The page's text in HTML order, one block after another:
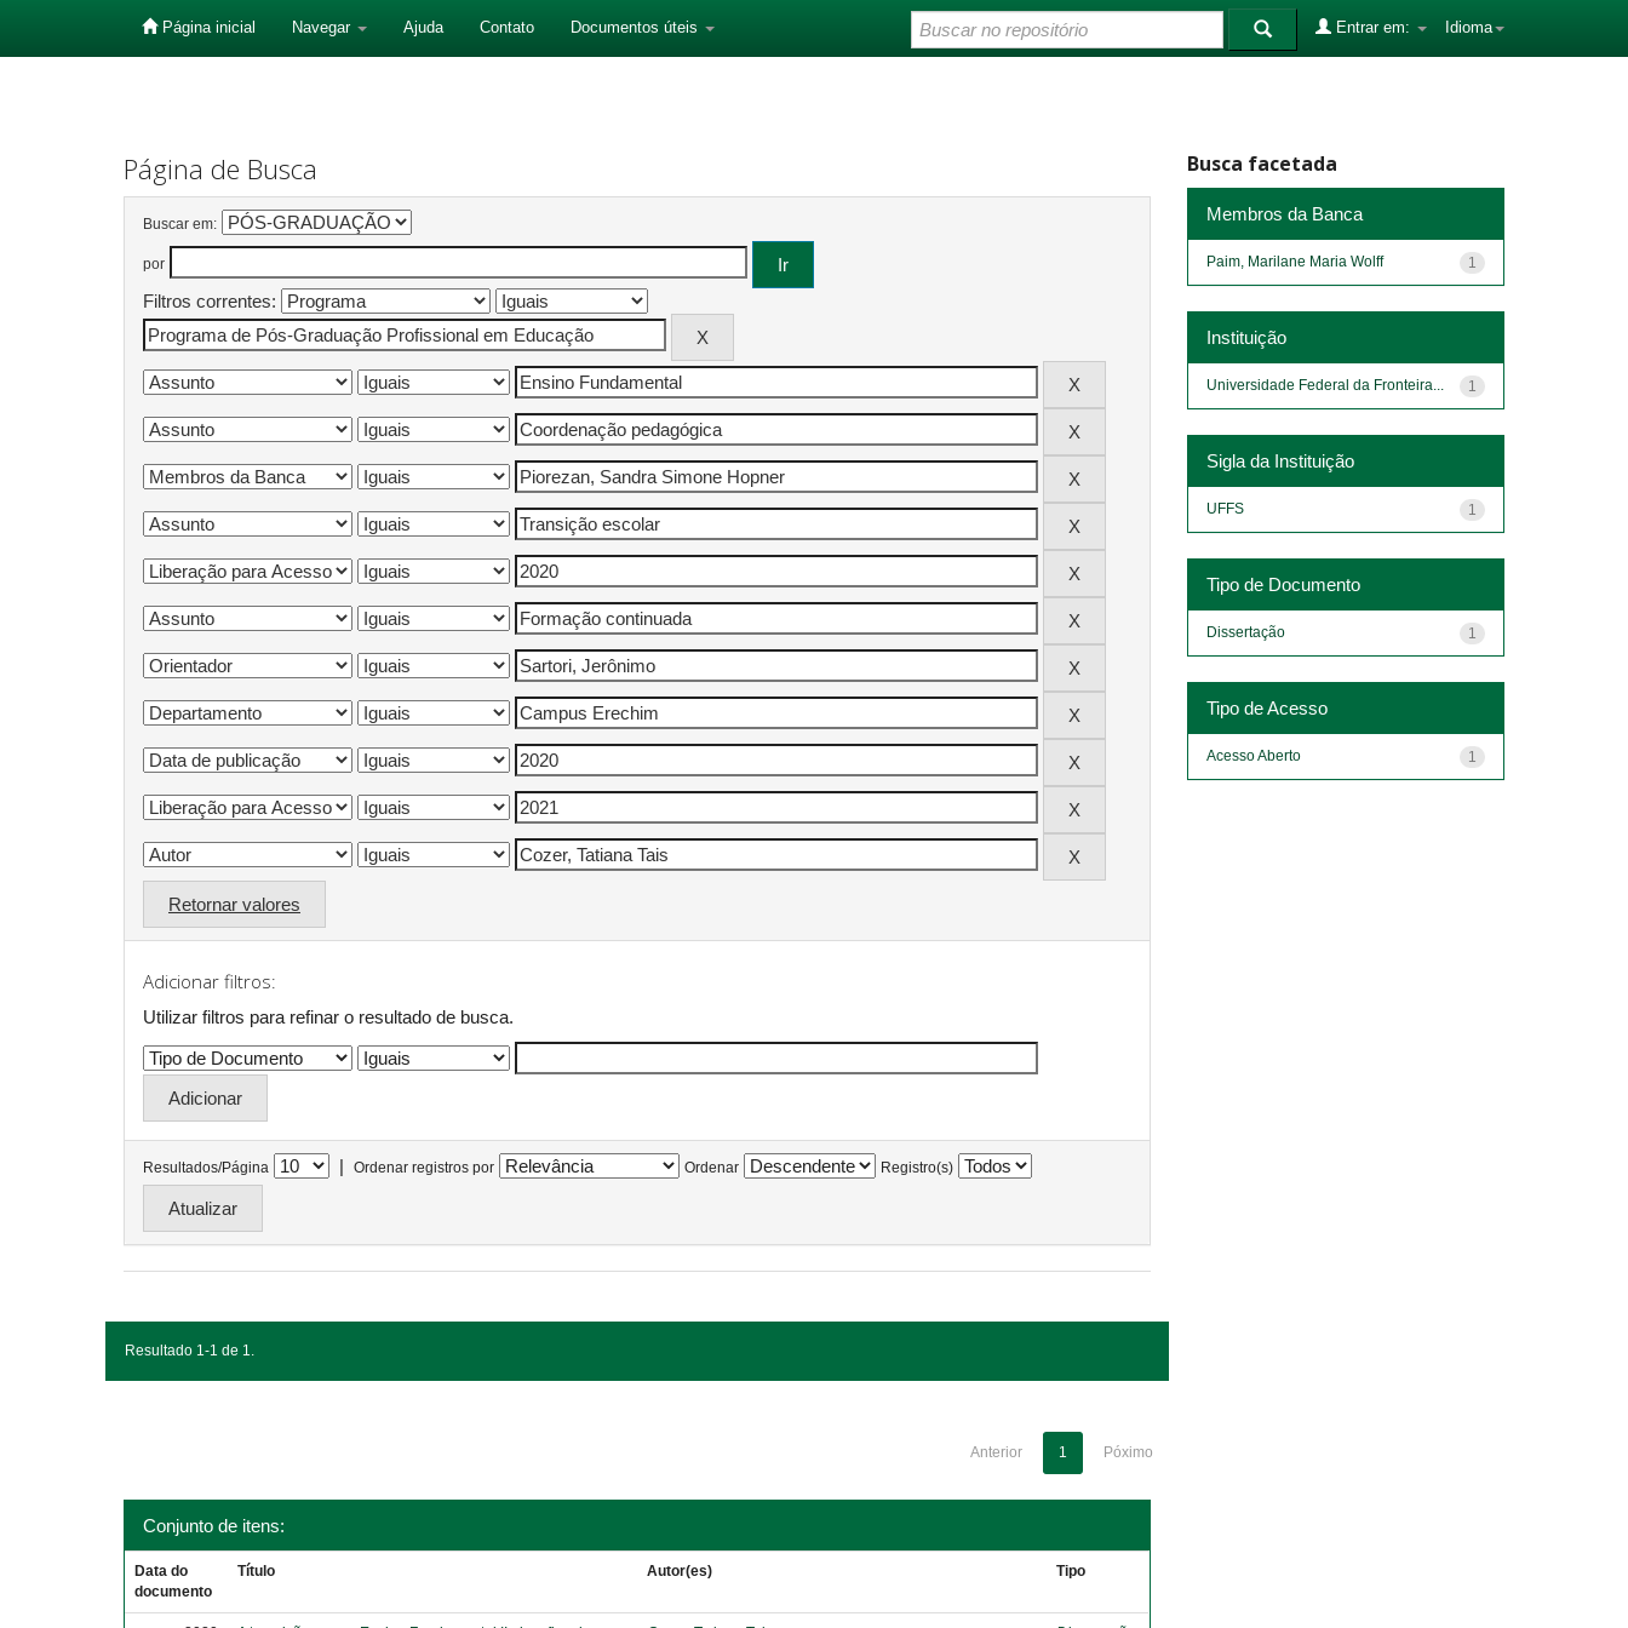
Página inicial Navegar Ajuda Contato Documentos úteis Idioma
Entrar em:
Página de Busca
Buscar em:
por
Filtros correntes:
Retornar valores
Adicionar filtros:
Utilizar filtros para refinar o resultado de busca.
Resultados/Página | Ordenar registros por Ordenar Registro(s)
Resultado 1-1 de 1.
Anterior 1 Póximo
Conjunto de itens:
Data do
documento
Título Autor(es) Tipo
Busca facetada
Membros da Banca
1
Paim, Marilane Maria Wolff
Instituição
1
Universidade Federal da Fronteira...
Sigla da Instituição
1
UFFS
Tipo de Documento
1
Dissertação
Tipo de Acesso
1
Acesso Aberto